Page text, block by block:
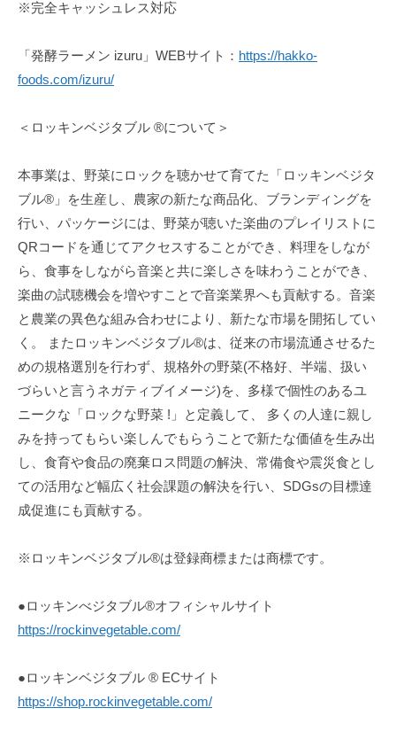
※完全キャッシュレス対応
「発酵ラーメン izuru」WEBサイト： https://hakko-
foods.com/izuru/
＜ロッキンベジタブル ®︎について＞
本事業は、野菜にロックを聴かせて育てた「ロッキンベジタ
ブル®︎」を生産し、農家の新たな商品化、ブランディングを
行い、パッケージには、野菜が聴いた楽曲のプレイリストに
QRコードを通じてアクセスすることができ、料理をしなが
ら、食事をしながら音楽と共に楽しさを味わうことができ、
楽曲の試聴機会を増やすことで音楽業界へも貢献する。音楽
と農業の異色な組み合わせにより、新たな市場を開拓してい
く。 またロッキンベジタブル®︎は、従来の市場流通させるた
めの規格選別を行わず、規格外の野菜(不格好、半端、扱い
づらいと言うネガティブイメージ)を、多様で個性のあるユ
ニークな「ロックな野菜 !」と定義して、 多くの人達に親し
みを持ってもらい楽しんでもらうことで新たな価値を生み出
し、食育や食品の廃棄ロス問題の解決、常備食や震災食とし
ての活用など幅広く社会課題の解決を行い、SDGsの目標達
成促進にも貢献する。
※ロッキンベジタブル®︎は登録商標または商標です。
●ロッキンべジタブル®︎オフィシャルサイト
https://rockinvegetable.com/
●ロッキンベジタブル ®︎ ECサイト
https://shop.rockinvegetable.com/